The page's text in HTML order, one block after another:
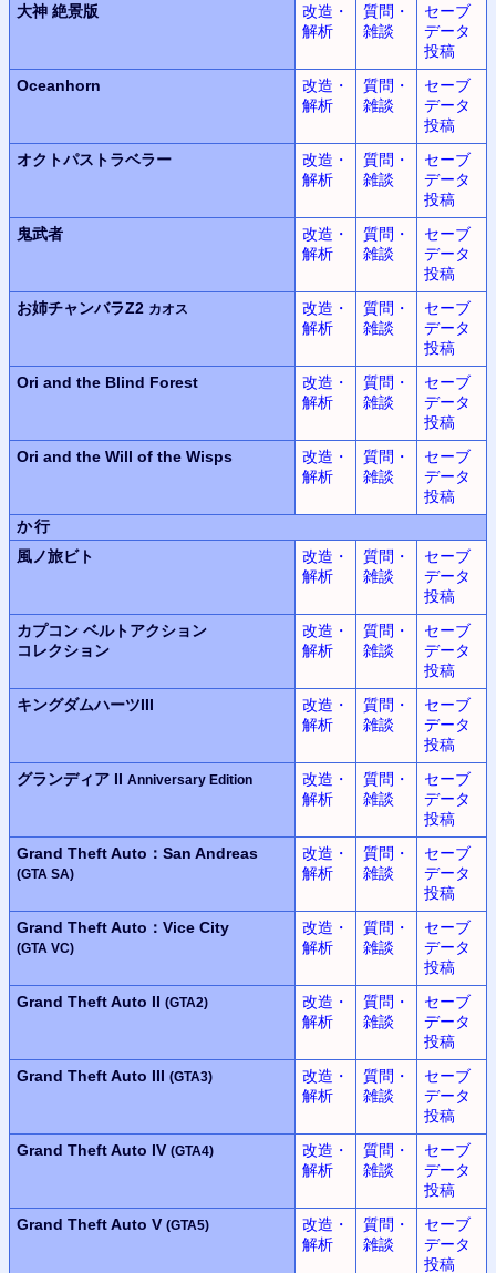
大神 絶景版
改造・
解析
質問・
雑談
セーブ
データ
投稿
Oceanhorn
改造・
解析
質問・
雑談
セーブ
データ
投稿
オクトパストラベラー
改造・
解析
質問・
雑談
セーブ
データ
投稿
鬼武者
改造・
解析
質問・
雑談
セーブ
データ
投稿
お姉チャンバラZ2 カオス
改造・
解析
質問・
雑談
セーブ
データ
投稿
Ori and the Blind Forest
改造・
解析
質問・
雑談
セーブ
データ
投稿
Ori and the Will of the Wisps
改造・
解析
質問・
雑談
セーブ
データ
投稿
か行
風ノ旅ビト
改造・
解析
質問・
雑談
セーブ
データ
投稿
カプコン ベルトアクション
コレクション
改造・
解析
質問・
雑談
セーブ
データ
投稿
キングダムハーツIII
改造・
解析
質問・
雑談
セーブ
データ
投稿
グランディア II Anniversary Edition
改造・
解析
質問・
雑談
セーブ
データ
投稿
Grand Theft Auto：San Andreas
(GTA SA)
改造・
解析
質問・
雑談
セーブ
データ
投稿
Grand Theft Auto：Vice City
(GTA VC)
改造・
解析
質問・
雑談
セーブ
データ
投稿
Grand Theft Auto II (GTA2)
改造・
解析
質問・
雑談
セーブ
データ
投稿
Grand Theft Auto III (GTA3)
改造・
解析
質問・
雑談
セーブ
データ
投稿
Grand Theft Auto IV (GTA4)
改造・
解析
質問・
雑談
セーブ
データ
投稿
Grand Theft Auto V (GTA5)
改造・
解析
質問・
雑談
セーブ
データ
投稿